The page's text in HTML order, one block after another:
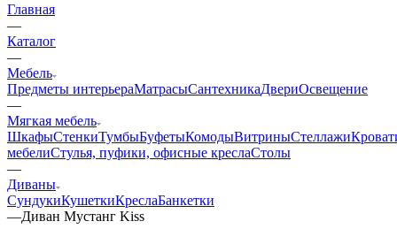
Главная
—
Каталог
—
Мебель
Предметы интерьераМатрасыСантехникаДвериОсвещение
—
Мягкая мебель
ШкафыСтенкиТумбыБуфетыКомодыВитриныСтеллажи
мебелиСтулья, пуфики, офисные креслаСтолы
—
Диваны
СундукиКушеткиКреслаБанкетки
—Диван Мустанг Kiss